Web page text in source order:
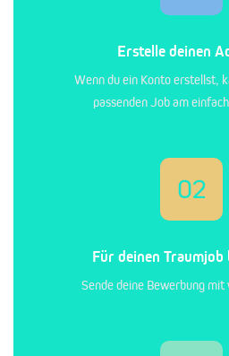
Erstelle deinen
Wenn du ein Konto erstellst,
passenden Job am
02
Für deinen Traumjob
Sende deine Bewerbung mit